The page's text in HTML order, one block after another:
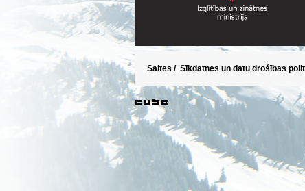
Saites / Sīkdatnes un datu drošības